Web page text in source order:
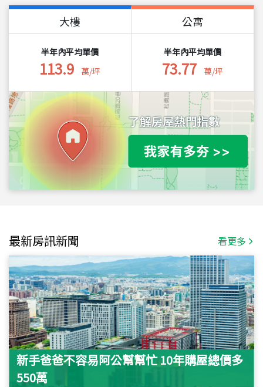
大樓
半年內平均單價
113.9 萬/坪
公寓
半年內平均單價
73.77 萬/坪
最新房訊新聞 看更多
新手爸爸不容易阿公幫幫忙 10年購屋總價多
550萬